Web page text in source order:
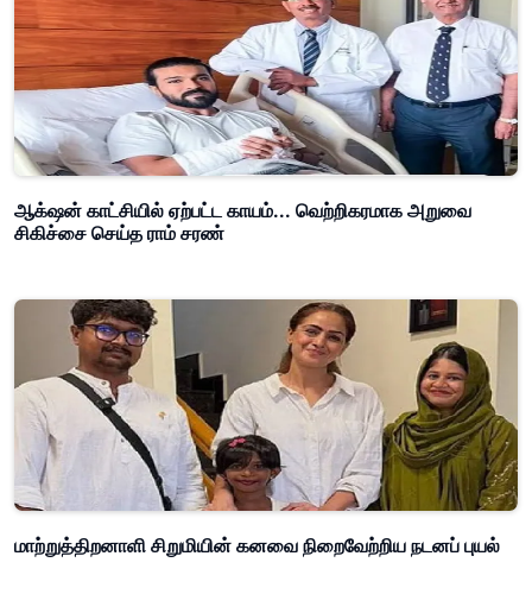
ஆக்‌ஷன் காட்சியில் ஏற்பட்ட காயம்... வெற்றிகரமாக அறுவை
சிகிச்சை செய்த ராம் சரண்
மாற்றுத்திறனாளி சிறுமியின் கனவை நிறைவேற்றிய நடனப் புயல்